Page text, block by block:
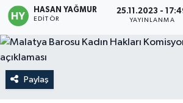
HASAN YAĞMUR
EDITÖR
25.11.2023 -
YAYINLANMA
Paylaş
Magazin
Politika
Sağlık
Haber Arşivi